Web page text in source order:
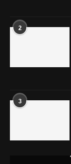
2
3